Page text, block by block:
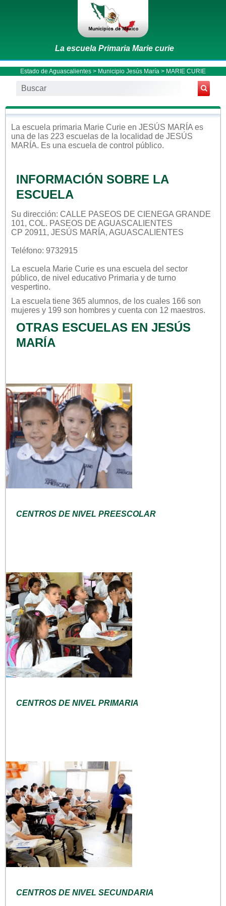
La escuela Primaria Marie curie
Estado de Aguascalientes > Municipio Jesús María > MARIE CURIE
La escuela primaria Marie Curie en JESÚS MARÍA es
una de las 223 escuelas de la localidad de JESÚS
MARÍA. Es una escuela de control público.
INFORMACIÓN SOBRE LA
ESCUELA
Su dirección: CALLE PASEOS DE CIENEGA GRANDE
101, COL. PASEOS DE AGUASCALIENTES
CP 20911, JESÚS MARÍA, AGUASCALIENTES
Teléfono: 9732915
La escuela Marie Curie es una escuela del sector
público, de nivel educativo Primaria y de turno
vespertino.
La escuela tiene 365 alumnos, de los cuales 166 son
mujeres y 199 son hombres y cuenta con 12 maestros.
OTRAS ESCUELAS EN JESÚS
MARÍA
CENTROS DE NIVEL PREESCOLAR
CENTROS DE NIVEL PRIMARIA
CENTROS DE NIVEL SECUNDARIA